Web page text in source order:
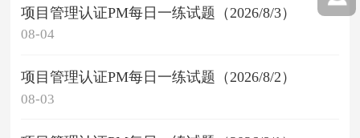
项目管理认证PM每日一练试题（2026/8/3）
08-04
项目管理认证PM每日一练试题（2026/8/2）
08-03